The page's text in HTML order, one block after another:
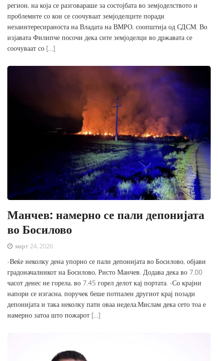
регион, на која се разговараше за состојбата во земјоделството и
проблемите со кои се соочуваат земјоделците поради
незаинтересираноста на Владата на ВМРО, соопштија од СДСМ. Во
изјавата Филипче посочи дека сите земјоделци во државата се
соочуваат со […]
Манчев: намерно се пали депонијата
во Босилово
март 24, 2026
-Веќе неколку дена упорно се пали депонијата во Босилово, објави
градоначалникот на Босилово, Ристо Манчев. Додава дека во 7.00
часот денес не горела, во 7.45 горел делот кај портата. -Со крајни
напори се изгасна, поручек беше потпален другиот крај позади
депонијата и така неколку пати оваа недела.Мислам дека сето тоа е
намерно затоа што пожарот […]